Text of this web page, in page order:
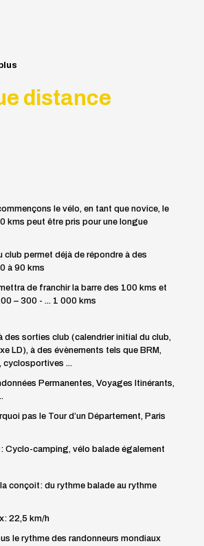
distance
le vélo, en tant que novice, le
kms peut être pris pour une longue
club permet déjà de répondre à des
à 90 kms
de franchir la barre des 100 kms et
– 300 - ... 1 000 kms
des sorties club (calendrier initial du club,
LD), à des évènements tels que BRM,
cyclosportives ...
Permanentes, Voyages Itinérants,
pas le Tour d’un Département, Paris
Cyclo-camping, vélo balade également
la conçoit: du rythme balade au rythme
22,5 km/h
le rythme des randonneurs mondiaux